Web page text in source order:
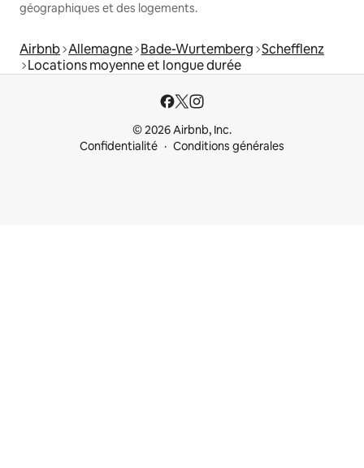
géographiques et des logements.
Airbnb Allemagne Bade-Wurtemberg Schefflenz
Locations moyenne et longue durée
© 2026 Airbnb, Inc.
Confidentialité
Conditions générales